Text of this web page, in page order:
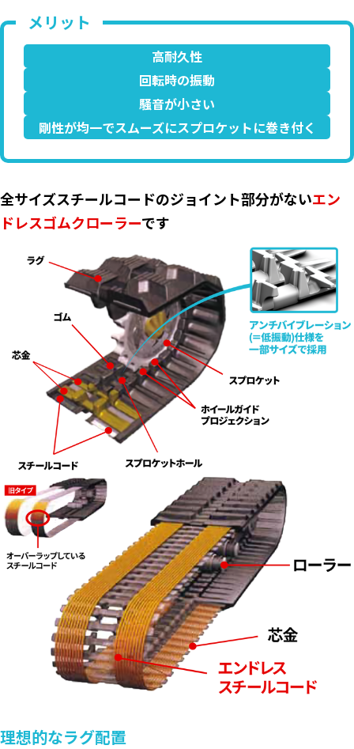
高耐久性
回転時の振動
騒音が小さい
剛性が均一でスムーズにスプロケットに巻き付く
全サイズスチールコードのジョイント部分がないエン
ドレスゴムクローラーです
理想的なラグ配置